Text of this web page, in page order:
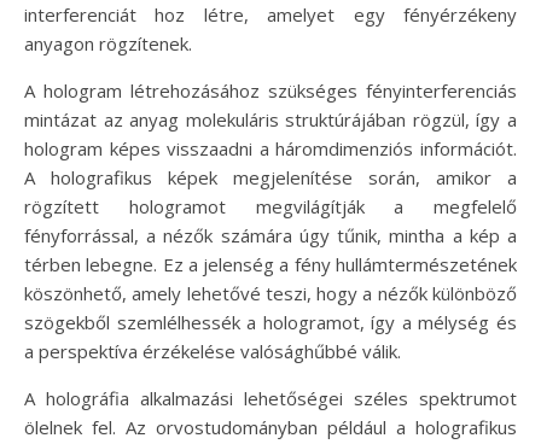
interferenciát hoz létre, amelyet egy fényérzékeny
anyagon rögzítenek.
A hologram létrehozásához szükséges fényinterferenciás
mintázat az anyag molekuláris struktúrájában rögzül, így a
hologram képes visszaadni a háromdimenziós információt.
A holografikus képek megjelenítése során, amikor a
rögzített hologramot megvilágítják a megfelelő
fényforrással, a nézők számára úgy tűnik, mintha a kép a
térben lebegne. Ez a jelenség a fény hullámtermészetének
köszönhető, amely lehetővé teszi, hogy a nézők különböző
szögekből szemlélhessék a hologramot, így a mélység és
a perspektíva érzékelése valósághűbbé válik.
A holográfia alkalmazási lehetőségei széles spektrumot
ölelnek fel. Az orvostudományban például a holografikus